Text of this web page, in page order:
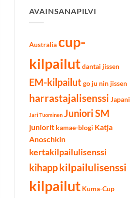
AVAINSANAPILVI
Australia cup-
kilpailut dantai jissen
EM-kilpailut go ju nin jissen
harrastajalisenssi Japani
Jari Tuominen Juniori SM
juniorit kamae-blogi Katja
Anoschkin
kertakilpailulisenssi
kihappkilpailulisenssi
kilpailut Kuma-Cup